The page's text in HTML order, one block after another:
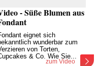
- Süße Blumen aus
eignet sich
wunderbar zum
von Torten,
& Co. Wie Sie...
zum Video